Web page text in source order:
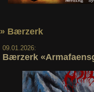
Søk
» Bærzerk
09.01.2026:
Bærzerk